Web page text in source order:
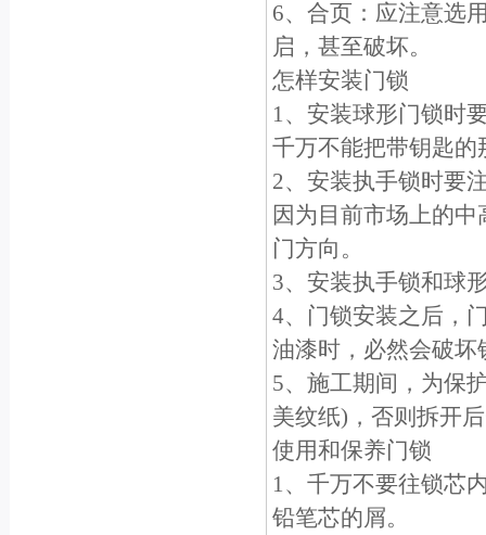
6、合页：应注意选
启，甚至破坏。
怎样安装门锁
1、安装球形门锁时
千万不能把带钥匙
2、安装执手锁时要
因为目前市场上的
门方向。
3、安装执手锁和球
4、门锁安装之后，
油漆时，必然会破坏
5、施工期间，为保
美纹纸)，否则拆开
使用和保养门锁
1、千万不要往锁芯
铅笔芯的屑。